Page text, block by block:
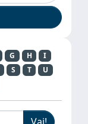
G H
I
S T
U